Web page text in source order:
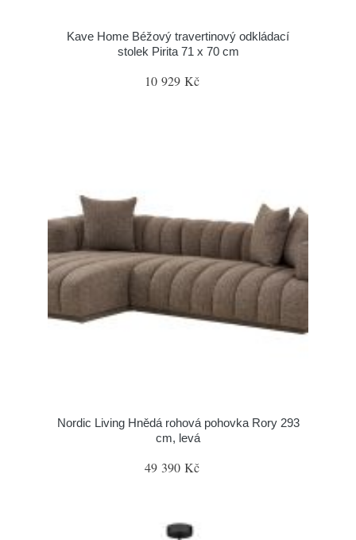
Kave Home Béžový travertinový odkládací
stolek Pirita 71 x 70 cm
10 929 Kč
Nordic Living Hnědá rohová pohovka Rory 293
cm, levá
49 390 Kč